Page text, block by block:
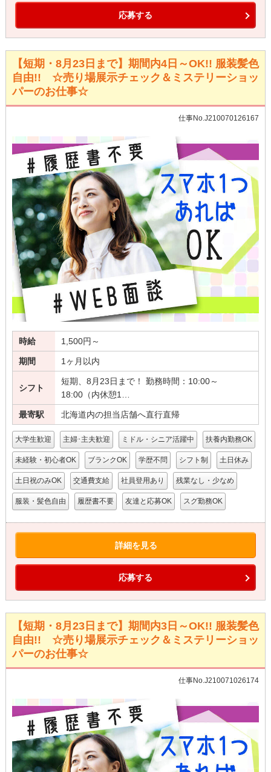
応募する
【短期・8月23日まで】期間内4日～OK!! 服装髪色
自由!! ☆売り場展示チェック＆ミステリーショッ
パーのお仕事☆
仕事No.J210070126167
時給 1,500円～
期間 1ヶ月以内
シフト
短期、8月23日まで！ 勤務時間：10:00～
18:00（内休憩1…
最寄駅 北海道内の担当店舗へ直行直帰
大学生歓迎 主婦･主夫歓迎 ミドル・シニア活躍中 扶養内勤務OK
未経験・初心者OK ブランクOK 学歴不問 シフト制 土日休み
土日祝のみOK 交通費支給 社員登用あり 残業なし・少なめ
服装・髪色自由 履歴書不要 友達と応募OK スグ勤務OK
詳細を見る
応募する
【短期・8月23日まで】期間内3日～OK!! 服装髪色
自由!! ☆売り場展示チェック＆ミステリーショッ
パーのお仕事☆
仕事No.J210071026174